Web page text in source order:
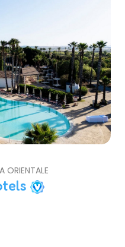
ORIENTALE